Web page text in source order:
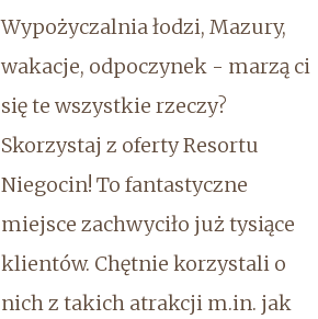
Wypożyczalnia łodzi, Mazury,
wakacje, odpoczynek - marzą ci
się te wszystkie rzeczy?
Skorzystaj z oferty Resortu
Niegocin! To fantastyczne
miejsce zachwyciło już tysiące
klientów. Chętnie korzystali o
nich z takich atrakcji m.in. jak